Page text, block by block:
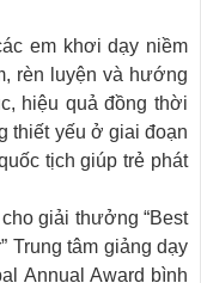
em khơi dạy niềm
rèn luyện và hướng
hiệu quả đồng thời
thiết yếu ở giai đoạn
tịch giúp trẻ phát
giải thưởng “Best
Trung tâm giảng dạy
Annual Award bình